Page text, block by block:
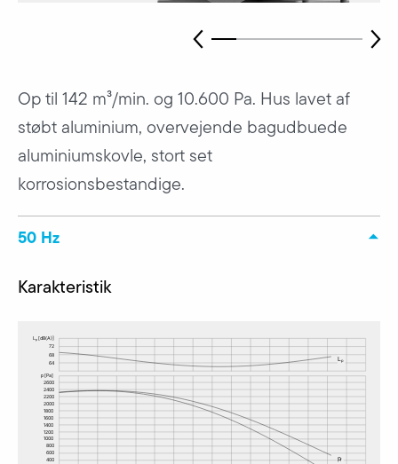
Op til 142 m³/min. og 10.600 Pa. Hus lavet af
støbt aluminium, overvejende bagudbuede
aluminiumskovle, stort set
korrosionsbestandige.
50 Hz
Karakteristik